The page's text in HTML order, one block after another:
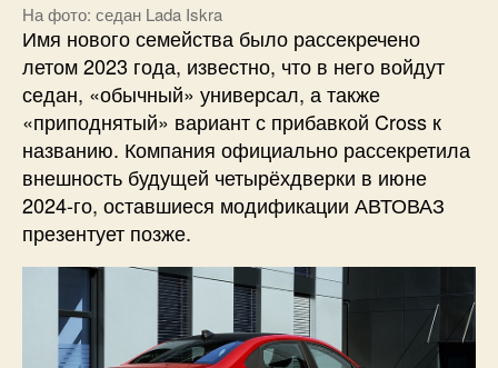
На фото: седан Lada Iskra
Имя нового семейства было рассекречено
летом 2023 года, известно, что в него войдут
седан, «обычный» универсал, а также
«приподнятый» вариант с прибавкой Cross к
названию. Компания официально рассекретила
внешность будущей четырёхдверки в июне
2024-го, оставшиеся модификации АВТОВАЗ
презентует позже.